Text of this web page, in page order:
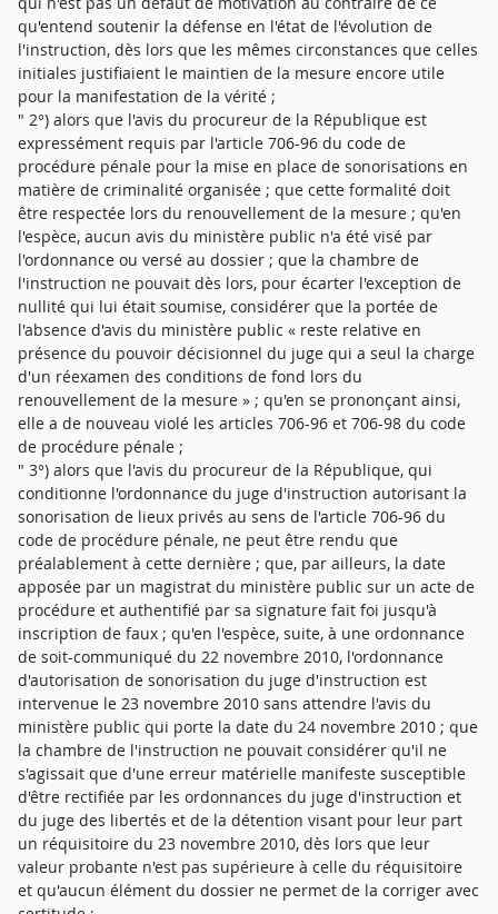
qu'entend soutenir la défense en l'état de l'évolution de
l'instruction, dès lors que les mêmes circonstances que celles
initiales justifiaient le maintien de la mesure encore utile
pour la manifestation de la vérité ;
" 2°) alors que l'avis du procureur de la République est
expressément requis par l'article 706-96 du code de
procédure pénale pour la mise en place de sonorisations en
matière de criminalité organisée ; que cette formalité doit
être respectée lors du renouvellement de la mesure ; qu'en
l'espèce, aucun avis du ministère public n'a été visé par
l'ordonnance ou versé au dossier ; que la chambre de
l'instruction ne pouvait dès lors, pour écarter l'exception de
nullité qui lui était soumise, considérer que la portée de
l'absence d'avis du ministère public « reste relative en
présence du pouvoir décisionnel du juge qui a seul la charge
d'un réexamen des conditions de fond lors du
renouvellement de la mesure » ; qu'en se prononçant ainsi,
elle a de nouveau violé les articles 706-96 et 706-98 du code
de procédure pénale ;
" 3°) alors que l'avis du procureur de la République, qui
conditionne l'ordonnance du juge d'instruction autorisant la
sonorisation de lieux privés au sens de l'article 706-96 du
code de procédure pénale, ne peut être rendu que
préalablement à cette dernière ; que, par ailleurs, la date
apposée par un magistrat du ministère public sur un acte de
procédure et authentifié par sa signature fait foi jusqu'à
inscription de faux ; qu'en l'espèce, suite, à une ordonnance
de soit-communiqué du 22 novembre 2010, l'ordonnance
d'autorisation de sonorisation du juge d'instruction est
intervenue le 23 novembre 2010 sans attendre l'avis du
ministère public qui porte la date du 24 novembre 2010 ; que
la chambre de l'instruction ne pouvait considérer qu'il ne
s'agissait que d'une erreur matérielle manifeste susceptible
d'être rectifiée par les ordonnances du juge d'instruction et
du juge des libertés et de la détention visant pour leur part
un réquisitoire du 23 novembre 2010, dès lors que leur
valeur probante n'est pas supérieure à celle du réquisitoire
et qu'aucun élément du dossier ne permet de la corriger avec